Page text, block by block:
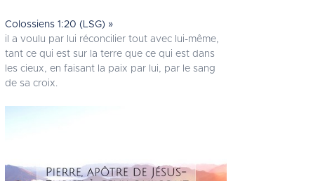
Colossiens 1:20 (LSG) »
il a voulu par lui réconcilier tout avec lui-même,
tant ce qui est sur la terre que ce qui est dans
les cieux, en faisant la paix par lui, par le sang
de sa croix.